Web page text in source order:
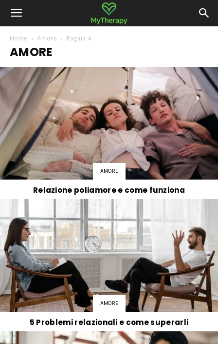
Home Amore Pagina 4
AMORE
AMORE
Relazione poliamore e come funziona
AMORE
5 Problemi relazionali e come superarli